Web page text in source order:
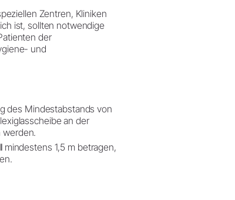
Zentren, Kliniken
ist, sollten notwendige
der
und
des Mindestabstands von
an der
werden.
mindestens 1,5 m betragen,